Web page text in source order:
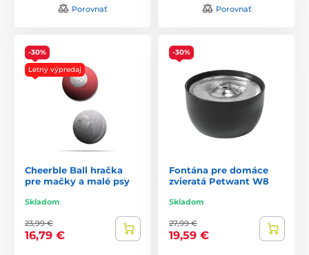
Porovnať Porovnať
-30%
Letný výpredaj
Cheerble Ball hračka
pre mačky a malé psy
Skladom
23,99 €
16,79 €
-30%
Fontána pre domáce
zvieratá Petwant W8
Skladom
27,99 €
19,59 €